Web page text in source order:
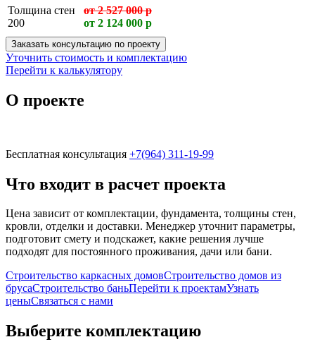
Толщина стен
200
от 2 527 000 р
от 2 124 000 р
Заказать консультацию по проекту
Уточнить стоимость и комплектацию
Перейти к калькулятору
О проекте
Бесплатная консультация +7(964) 311-19-99
Что входит в расчет проекта
Цена зависит от комплектации, фундамента, толщины стен,
кровли, отделки и доставки. Менеджер уточнит параметры,
подготовит смету и подскажет, какие решения лучше
подходят для постоянного проживания, дачи или бани.
Строительство каркасных домовСтроительство домов из
брусаСтроительство баньПерейти к проектамУзнать
ценыСвязаться с нами
Выберите комплектацию